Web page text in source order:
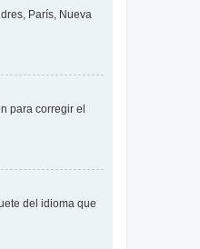
París, Nueva
para corregir el
del idioma que